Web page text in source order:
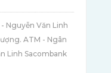
Nguyễn Văn Linh
ATM - Ngân
Linh Sacombank